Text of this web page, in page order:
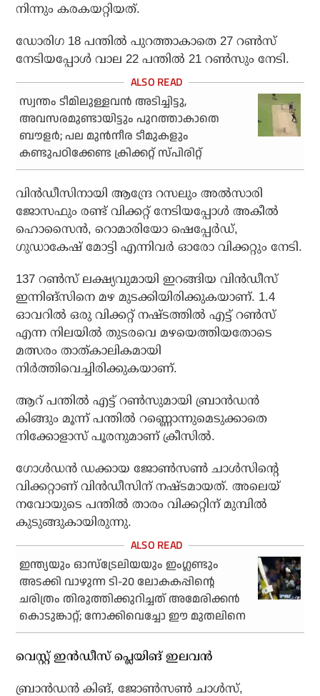
നിന്നും കരകയറ്റിയത്.
ഡോരിഗ 18 പന്തില്‍ പുറത്താകാതെ 27 റണ്‍സ്
നേടിയപ്പോള്‍ വാല 22 പന്തില്‍ 21 റണ്‍സും നേടി.
സ്വന്തം ടീമിലുള്ളവന്‍ അടിച്ചിട്ടു,
അവസരമുണ്ടായിട്ടും പുറത്താകാതെ
ബൗളര്‍; പല മുന്‍നീര ടീമുകളും
കണ്ടുപഠിക്കേണ്ട ക്രിക്കറ്റ് സ്പിരിറ്റ്
വിന്‍ഡീസിനായി ആന്ദ്രേ റസലും അല്‍സാരി
ജോസഫും രണ്ട് വിക്കറ്റ് നേടിയപ്പോള്‍ അകീല്‍
ഹൊസൈന്‍, റൊമാരിയോ ഷെപ്പേര്‍ഡ്,
ഗുഡാകേഷ് മോട്ടി എന്നിവര്‍ ഓരോ വിക്കറ്റും നേടി.
137 റണ്‍സ് ലക്ഷ്യവുമായി ഇറങ്ങിയ വിന്‍ഡീസ്
ഇന്നിങ്‌സിനെ മഴ മുടക്കിയിരിക്കുകയാണ്. 1.4
ഓവറില്‍ ഒരു വിക്കറ്റ് നഷ്ടത്തില്‍ എട്ട് റണ്‍സ്
എന്ന നിലയില്‍ തുടരവെ മഴയെത്തിയതോടെ
മത്സരം താത്കാലികമായി
നിര്‍ത്തിവെച്ചിരിക്കുകയാണ്.
ആറ് പന്തില്‍ എട്ട് റണ്‍സുമായി ബ്രാന്‍ഡന്‍
കിങ്ങും മൂന്ന് പന്തില്‍ റണ്ണൊന്നുമെടുക്കാതെ
നിക്കോളാസ് പൂരനുമാണ് ക്രീസില്‍.
ഗോള്‍ഡന്‍ ഡക്കായ ജോണ്‍സണ്‍ ചാള്‍സിന്റെ
വിക്കറ്റാണ് വിന്‍ഡീസിന് നഷ്ടമായത്. അലെയ്
നവോയുടെ പന്തില്‍ താരം വിക്കറ്റിന് മുമ്പില്‍
കുടുങ്ങുകായിരുന്നു.
ഇന്ത്യയും ഓസ്‌ട്രേലിയയും ഇംഗ്ലണ്ടും
അടക്കി വാഴുന്ന ടി-20 ലോകകപ്പിന്റെ
ചരിത്രം തിരുത്തിക്കുറിച്ചത് അമേരിക്കന്‍
കൊടുങ്കാറ്റ്; നോക്കിവെച്ചോ ഈ മുതലിനെ
വെസ്റ്റ് ഇന്‍ഡീസ് പ്ലെയിങ് ഇലവന്‍
ബ്രാന്‍ഡന്‍ കിങ്, ജോണ്‍സണ്‍ ചാള്‍സ്,